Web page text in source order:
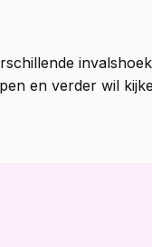
en verder wil